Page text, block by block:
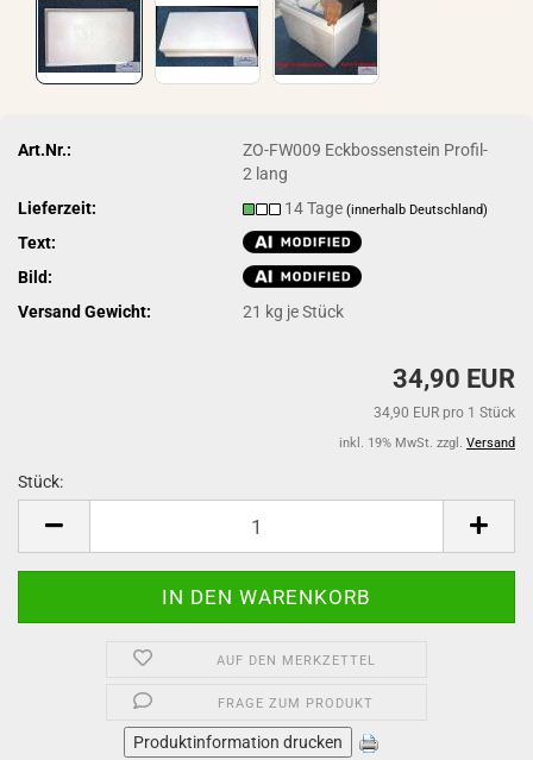
Art.Nr.:
ZO-FW009 Eckbossenstein Profil-
2 lang
Lieferzeit:
14 Tage(innerhalb Deutschland)
Text:
Bild:
Versand Gewicht:
21 kg je Stück
34,90 EUR
34,90 EUR pro 1 Stück
inkl. 19% MwSt. zzgl. Versand
Stück:
AUF DEN MERKZETTEL
FRAGE ZUM PRODUKT
Produktinformation drucken